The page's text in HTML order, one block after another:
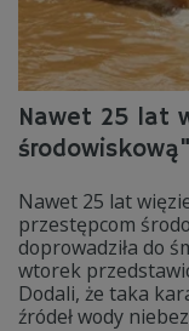
Nawet 25 lat
Nawet 25 lat
przestępcom
doprowadziła do
wtorek
Dodali, że taka
źródeł wody